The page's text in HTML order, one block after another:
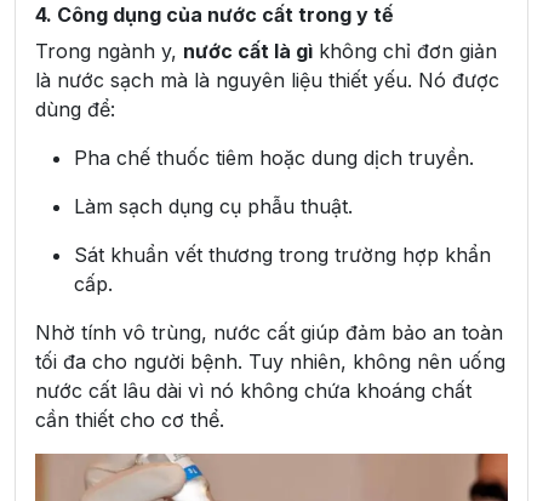
4. Công dụng của nước cất trong y tế
Trong ngành y, nước cất là gì không chỉ đơn giản
là nước sạch mà là nguyên liệu thiết yếu. Nó được
dùng để:
Pha chế thuốc tiêm hoặc dung dịch truyền.
Làm sạch dụng cụ phẫu thuật.
Sát khuẩn vết thương trong trường hợp khẩn
cấp.
Nhờ tính vô trùng, nước cất giúp đảm bảo an toàn
tối đa cho người bệnh. Tuy nhiên, không nên uống
nước cất lâu dài vì nó không chứa khoáng chất
cần thiết cho cơ thể.